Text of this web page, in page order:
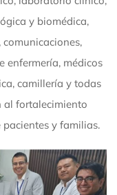
y biomédica,
enfermería, médicos
camillería y todas
al fortalecimiento
y familias.